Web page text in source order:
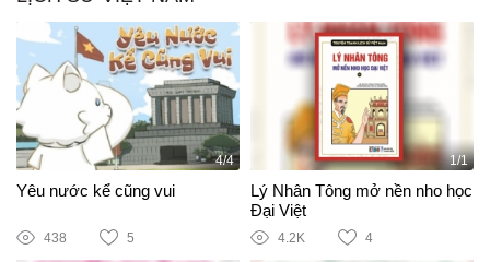
4/4
Yêu nước kể cũng vui
438 5
1/1
Lý Nhân Tông mở nền nho học
Đại Việt
4.2K 4